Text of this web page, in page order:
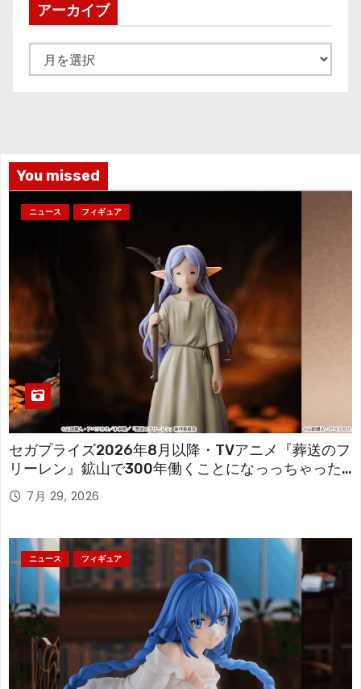
アーカイブ
ー
You missed
ニュース フィギュア
セガプライズ2026年8月以降・TVアニメ『葬送のフ
リーレン』鉱山で300年働くことになっっちゃった
「フリーレン」を立体化！
7月 29, 2026
ニュース フィギュア